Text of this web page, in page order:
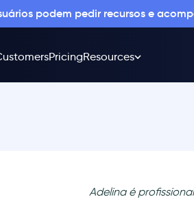
podem pedir recursos e
PricingResources
Adelina é